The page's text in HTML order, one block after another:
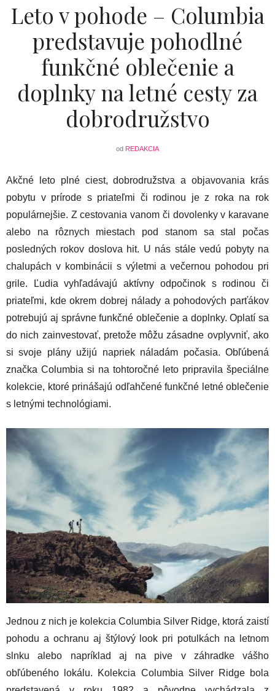
Leto v pohode – Columbia
predstavuje pohodlné
funkčné oblečenie a
doplnky na letné cesty za
dobrodružstvo
od REDAKCIA
Akčné leto plné ciest, dobrodružstva a objavovania krás
pobytu v prírode s priateľmi či rodinou je z roka na rok
populárnejšie. Z cestovania vanom či dovolenky v karavane
alebo na rôznych miestach pod stanom sa stal počas
posledných rokov doslova hit. U nás stále vedú pobyty na
chalupách v kombinácii s výletmi a večernou pohodou pri
grile. Ľudia vyhľadávajú aktívny odpočinok s rodinou či
priateľmi, kde okrem dobrej nálady a pohodových parťákov
potrebujú aj správne funkčné oblečenie a doplnky. Oplatí sa
do nich zainvestovať, pretože môžu zásadne ovplyvniť, ako
si svoje plány užijú napriek náladám počasia. Obľúbená
značka Columbia si na tohtoročné leto pripravila špeciálne
kolekcie, ktoré prinášajú odľahčené funkčné letné oblečenie
s letnými technológiami.
Jednou z nich je kolekcia Columbia Silver Ridge, ktorá zaistí
pohodu a ochranu aj štýlový look pri potulkách na letnom
slnku alebo napríklad aj na pive v záhradke vášho
obľúbeného lokálu. Kolekcia Columbia Silver Ridge bola